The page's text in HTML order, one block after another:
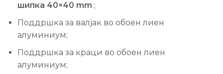
шипка 40×40 mm ;
Поддршка за валјак во обоен лиен
алуминиум;
Поддршка за краци во обоен лиен
алуминиум;